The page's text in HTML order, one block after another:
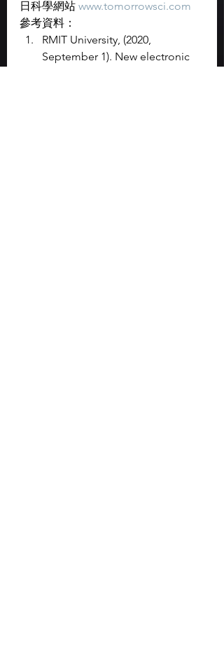
日科學網站 www.tomorrowsci.com
參考資料：
RMIT University, (2020,
September 1). New electronic